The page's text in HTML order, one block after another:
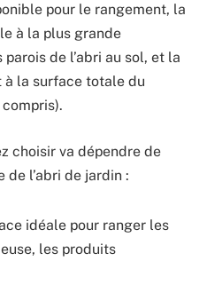
pour le rangement, la
à la plus grande
de l’abri au sol, et la
la surface totale du
choisir va dépendre de
de l’abri de jardin :
idéale pour ranger les
les produits